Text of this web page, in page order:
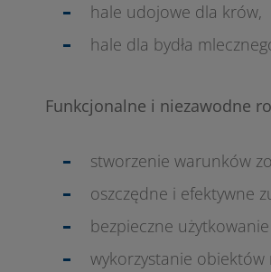
hale udojowe dla krów,
hale dla bydła
Funkcjonalne i niezawodne
stworzenie warunków
oszczędne i efektywne
bezpieczne
wykorzystanie